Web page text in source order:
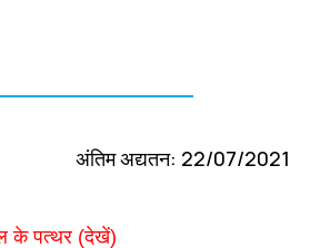
अंतिम अद्यतन: 22/07/2021
के पत्थर (देखें)